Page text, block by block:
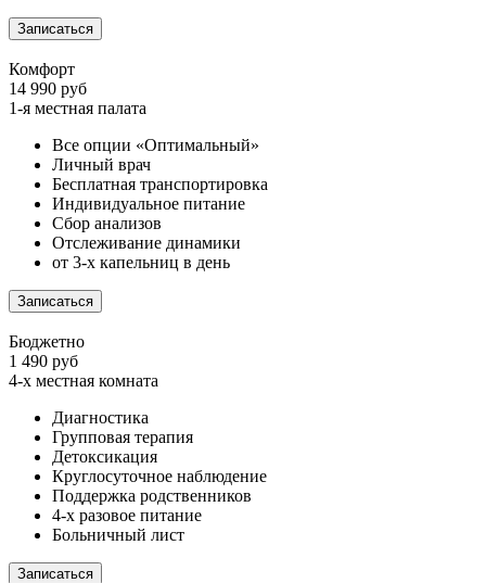
Записаться
Комфорт
14 990 руб
1-я местная палата
Все опции «Оптимальный»
Личный врач
Бесплатная транспортировка
Индивидуальное питание
Сбор анализов
Отслеживание динамики
от 3-х капельниц в день
Записаться
Бюджетно
1 490 руб
4-х местная комната
Диагностика
Групповая терапия
Детоксикация
Круглосуточное наблюдение
Поддержка родственников
4-х разовое питание
Больничный лист
Записаться